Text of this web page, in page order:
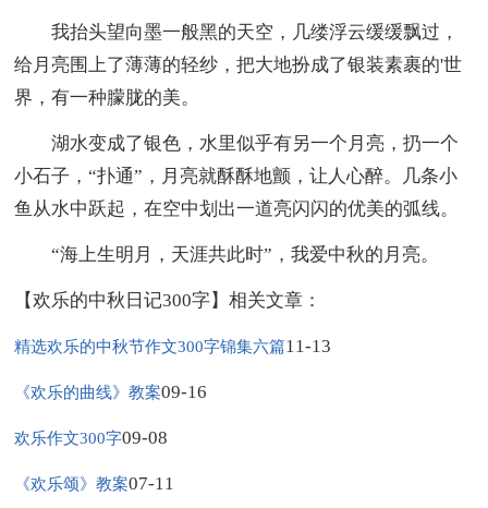
我抬头望向墨一般黑的天空，几缕浮云缓缓飘过，
给月亮围上了薄薄的轻纱，把大地扮成了银装素裹的'世
界，有一种朦胧的美。
湖水变成了银色，水里似乎有另一个月亮，扔一个
小石子，“扑通”，月亮就酥酥地颤，让人心醉。几条小
鱼从水中跃起，在空中划出一道亮闪闪的优美的弧线。
“海上生明月，天涯共此时”，我爱中秋的月亮。
【欢乐的中秋日记300字】相关文章：
精选欢乐的中秋节作文300字锦集六篇11-13
《欢乐的曲线》教案09-16
欢乐作文300字09-08
《欢乐颂》教案07-11